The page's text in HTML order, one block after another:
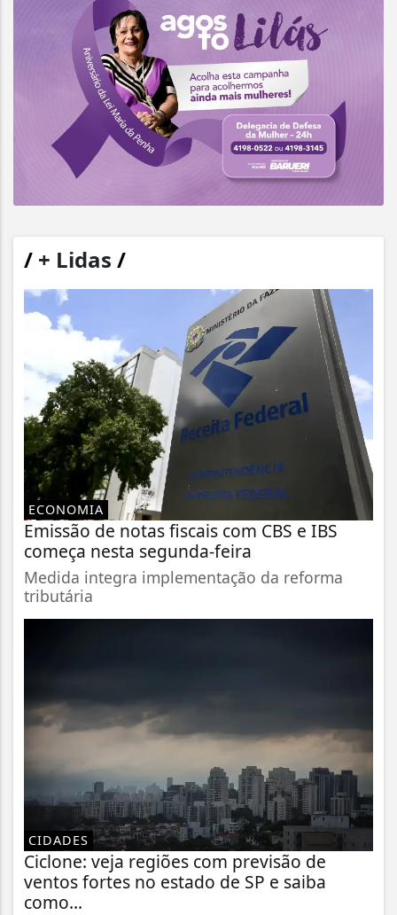
/ + Lidas /
ECONOMIA
Emissão de notas fiscais com CBS e IBS
começa nesta segunda-feira
Medida integra implementação da reforma
tributária
CIDADES
Ciclone: veja regiões com previsão de
ventos fortes no estado de SP e saiba
como...